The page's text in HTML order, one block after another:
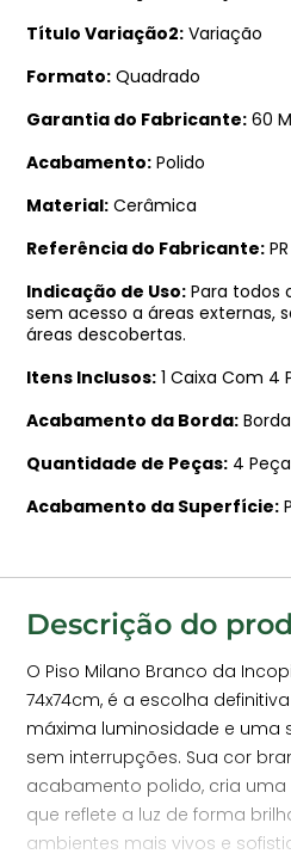
Título Variação2 Variação
Formato Quadrado
Garantia do Fabricante 60
Acabamento Polido
Material Cerâmica
Referência do Fabricante
Indicação de Uso Para todos
sem acesso a áreas externas,
áreas descobertas.
Itens Inclusos 1 Caixa Com 4
Acabamento da Borda
Quantidade de Peças 4
Acabamento da Superfície
Descrição do
O Piso Milano Branco da
74x74cm, é a escolha
máxima luminosidade e uma
sem interrupções. Sua cor
acabamento polido, cria
que reflete a luz de forma
ambientes mais vivos e